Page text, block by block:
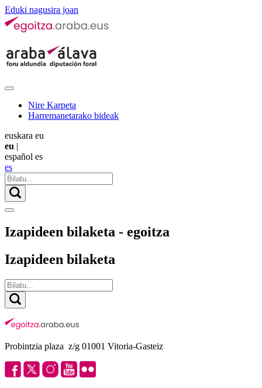
Eduki nagusira joan
Nire Karpeta
Harremanetarako bideak
euskara eu
eu |
español es
es
Izapideen bilaketa - egoitza
Izapideen bilaketa
Probintzia plaza z/g 01001 Vitoria-Gasteiz